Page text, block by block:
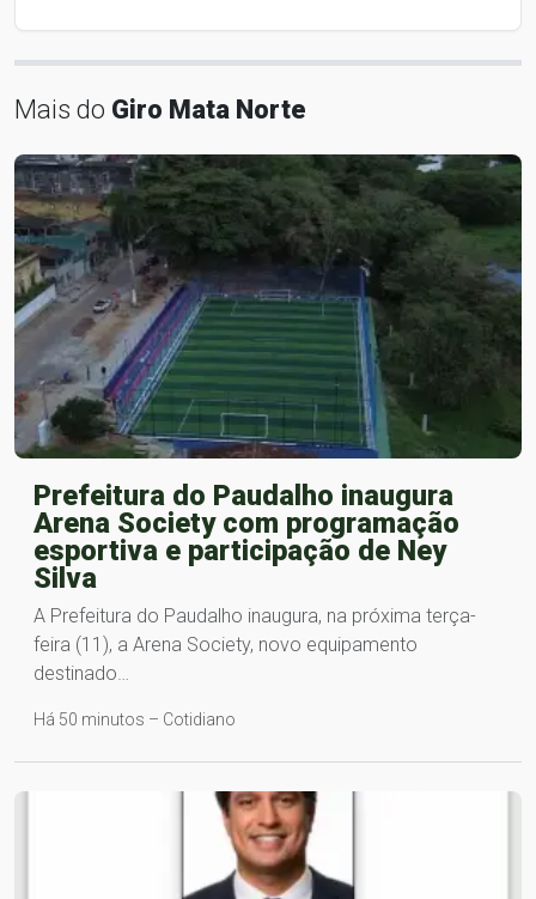
Mais do Giro Mata Norte
Prefeitura do Paudalho inaugura
Arena Society com programação
esportiva e participação de Ney
Silva
A Prefeitura do Paudalho inaugura, na próxima terça-
feira (11), a Arena Society, novo equipamento
destinado…
Há 50 minutos – Cotidiano